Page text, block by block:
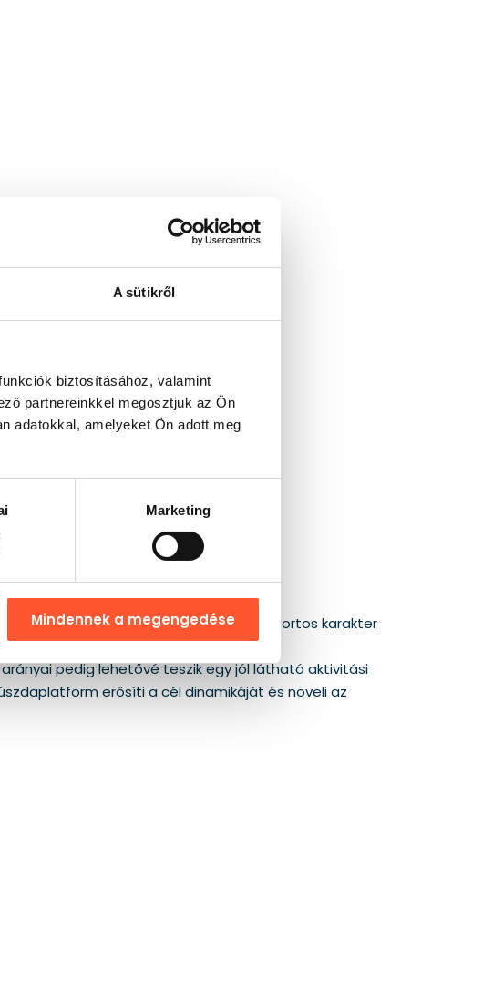
A sütikről
biztosításához, valamint
partnereinkkel megosztjuk az Ön
adatokkal, amelyeket Ön adott meg
Marketing
Mindennek a megengedése
az egyértelmű pályavezetés, a sportos karakter
illesztését anélkül, hogy egyetlen
pedig lehetővé teszik egy jól látható aktivitási
erősíti a cél dinamikáját és növeli az